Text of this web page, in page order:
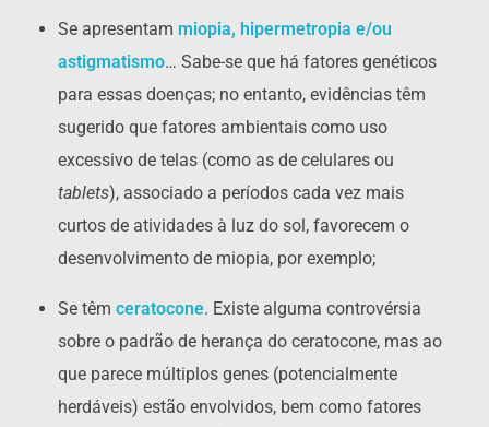
Se apresentam miopia, hipermetropia e/ou
astigmatismo… Sabe-se que há fatores genéticos
para essas doenças; no entanto, evidências têm
sugerido que fatores ambientais como uso
excessivo de telas (como as de celulares ou
tablets), associado a períodos cada vez mais
curtos de atividades à luz do sol, favorecem o
desenvolvimento de miopia, por exemplo;
Se têm ceratocone. Existe alguma controvérsia
sobre o padrão de herança do ceratocone, mas ao
que parece múltiplos genes (potencialmente
herdáveis) estão envolvidos, bem como fatores